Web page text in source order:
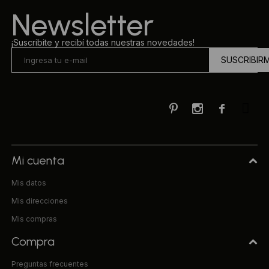
Newsletter
¡Suscribite y recibí todas nuestras novedades!

 
Mi cuenta
Mis datos
Mis direcciones
Mis compras
Compra
Preguntas frecuentes